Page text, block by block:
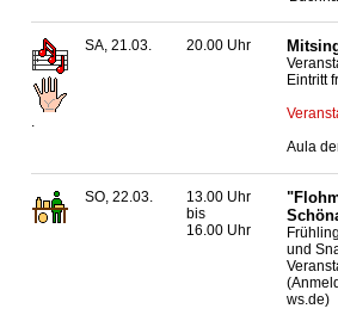
.
SA, 21.03. 20.00 Uhr
Eintritt
Aula
SO, 22.03.
13.00 Uhr
bis
16.00 Uhr
und
ws.de)